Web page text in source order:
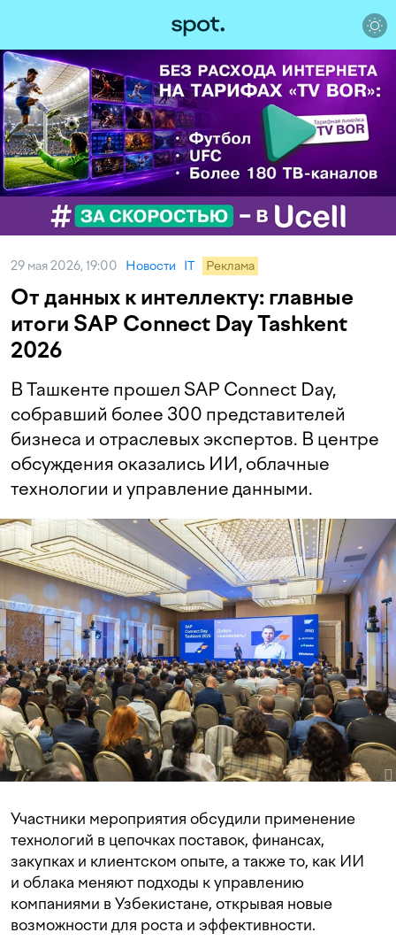
29 мая 2026, 19:00 Новости IT Реклама
От данных к интеллекту: главные
итоги SAP Connect Day Tashkent
2026
В Ташкенте прошел SAP Connect Day,
собравший более 300 представителей
бизнеса и отраслевых экспертов. В центре
обсуждения оказались ИИ, облачные
технологии и управление данными.
Участники мероприятия обсудили применение
технологий в цепочках поставок, финансах,
закупках и клиентском опыте, а также то, как ИИ
и облака меняют подходы к управлению
компаниями в Узбекистане, открывая новые
возможности для роста и эффективности.